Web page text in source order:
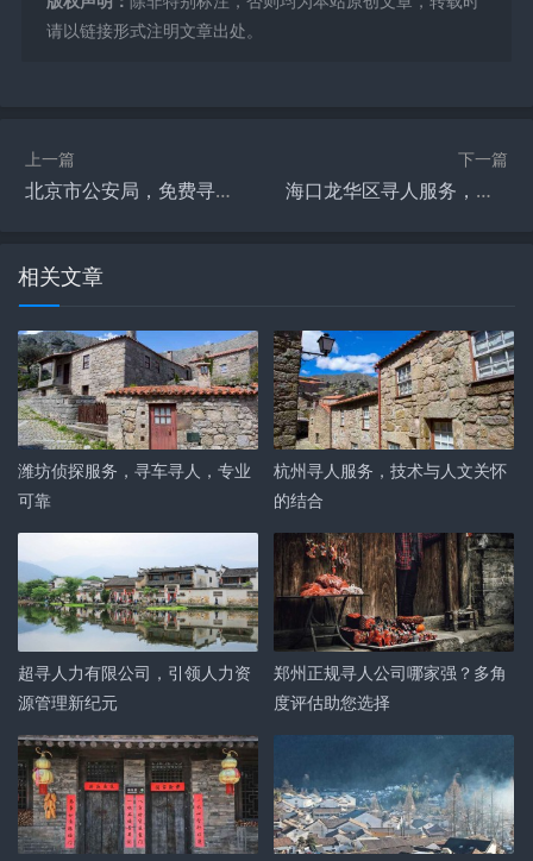
请以链接形式注明文章出处。
上一篇
北京市公安局，免费寻人服务，守护万家灯火
下一篇
海口龙华区寻人服务，连接失散线索，温暖回家路
相关文章
潍坊侦探服务，寻车寻人，专业
可靠
杭州寻人服务，技术与人文关怀
的结合
超寻人力有限公司，引领人力资
源管理新纪元
郑州正规寻人公司哪家强？多角
度评估助您选择